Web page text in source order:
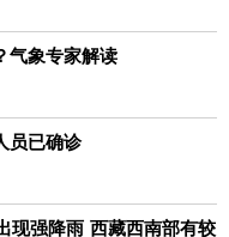
气象专家解读
员已确诊
现强降雨 西藏西南部有较